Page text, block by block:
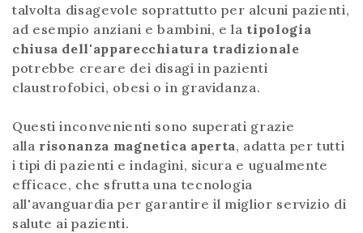
talvolta disagevole soprattutto per alcuni pazienti,
ad esempio anziani e bambini, e la tipologia
chiusa dell'apparecchiatura tradizionale
potrebbe creare dei disagi in pazienti
claustrofobici, obesi o in gravidanza.
Questi inconvenienti sono superati grazie
alla risonanza magnetica aperta, adatta per tutti
i tipi di pazienti e indagini, sicura e ugualmente
efficace, che sfrutta una tecnologia
all'avanguardia per garantire il miglior servizio di
salute ai pazienti.